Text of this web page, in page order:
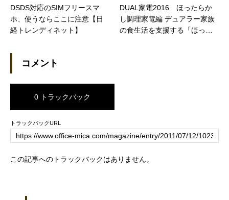
DSDS対応のSIMフリースマ
ホ、使うならここに注意【日
経トレンディネット】
DUAL家電2016 ほったらか
し調理家電編 デュアラー家族
の食生活を支援する「ほった
コメント
0 トラックバック
トラックバックURL
この記事へのトラックバックはありません。